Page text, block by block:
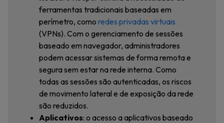
ferramentas tradicionais baseadas em
perímetro, como redes privadas virtuais
(VPNs). Com o gerenciamento de sessões
baseado em navegador, administradores
podem acessar sistemas de forma remota e
segura sem estar na rede interna. Como
todas as sessões são autenticadas, os riscos
de movimento lateral e de exposição da rede
são reduzidos.
Aplicativos: o acesso a aplicativos baseado